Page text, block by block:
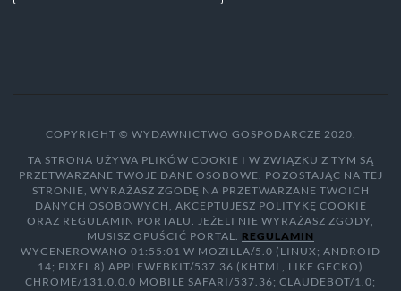
COPYRIGHT © WYDAWNICTWO GOSPODARCZE 2020.
TA STRONA UŻYWA PLIKÓW COOKIE I W ZWIĄZKU Z TYM SĄ
PRZETWARZANE TWOJE DANE OSOBOWE. POZOSTAJĄC NA TEJ
STRONIE, WYRAŻASZ ZGODĘ NA PRZETWARZANE TWOICH
DANYCH OSOBOWYCH, AKCEPTUJESZ POLITYKĘ COOKIE
ORAZ REGULAMIN PORTALU. JEŻELI NIE WYRAŻASZ ZGODY,
MUSISZ OPUŚCIĆ PORTAL. REGULAMIN
WYGENEROWANO 01:55:01 W MOZILLA/5.0 (LINUX; ANDROID
14; PIXEL 8) APPLEWEBKIT/537.36 (KHTML, LIKE GECKO)
CHROME/131.0.0.0 MOBILE SAFARI/537.36; CLAUDEBOT/1.0;